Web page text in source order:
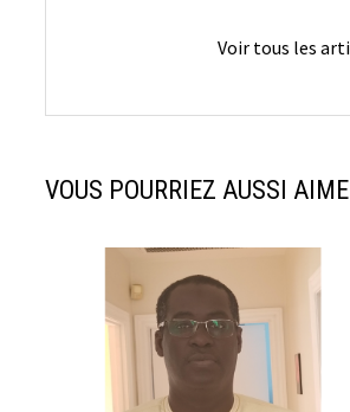
Voir tous les
VOUS POURRIEZ AUSSI